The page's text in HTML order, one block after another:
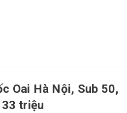
Oai Hà Nội, Sub 50,
triệu